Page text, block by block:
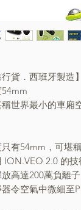
行貨．西班牙製造】
54mm
稱世界最小的車廂
只有54mm，可堪
ION.VEO 2.0 的
放高達200萬負離
器令空氣中微細